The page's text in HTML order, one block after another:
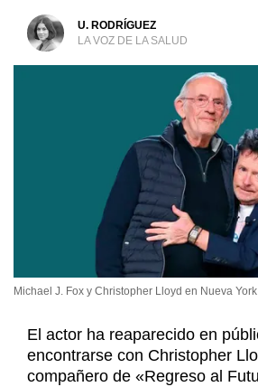
U. RODRÍGUEZ
LA VOZ DE LA SALUD
Michael J. Fox y Christopher Lloyd en Nueva York
El actor ha reaparecido en
encontrarse con Christopher
compañero de «Regreso al